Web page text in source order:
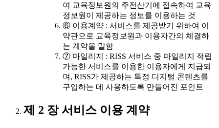
여 교육정보원의 주전산기에 접속하여 교육
정보원이 제공하는 정보를 이용하는 것
⑥ 이용계약 : 서비스를 제공받기 위하여 이
약관으로 교육정보원과 이용자간의 체결하
는 계약을 말함
⑦ 마일리지 : RISS 서비스 중 마일리지 적립
가능한 서비스를 이용한 이용자에게 지급되
며, RISS가 제공하는 특정 디지털 콘텐츠를
구입하는 데 사용하도록 만들어진 포인트
제 2 장 서비스 이용 계약